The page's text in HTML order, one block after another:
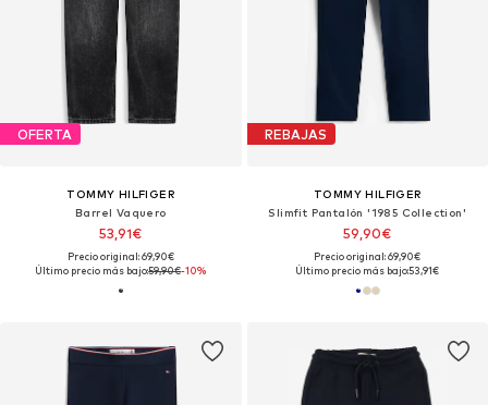
OFERTA
TOMMY HILFIGER
Barrel Vaquero
53,91€
Precio original: 69,90€
Último precio más bajo:59,90€-10%
REBAJAS
TOMMY HILFIGER
Slimfit Pantalón '1985 Collection'
59,90€
Precio original: 69,90€
Último precio más bajo:53,91€